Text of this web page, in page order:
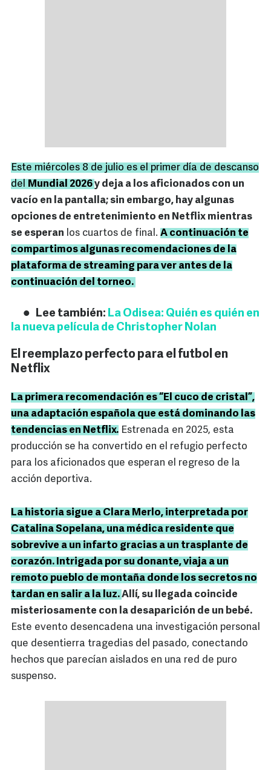
Este miércoles 8 de julio es el primer día de descanso
del Mundial 2026y deja a los aficionados con un
vacío en la pantalla; sin embargo, hay algunas
opciones de entretenimiento en Netflix mientras
se esperan los cuartos de final. A continuación te
compartimos algunas recomendaciones de la
plataforma de streaming para ver antes de la
continuación del torneo.
Lee también: La Odisea: Quién es quién en
la nueva película de Christopher Nolan
El reemplazo perfecto para el futbol en
Netflix
La primera recomendación es “El cuco de cristal”,
una adaptación española que está dominando las
tendencias en Netflix. Estrenada en 2025, esta
producción se ha convertido en el refugio perfecto
para los aficionados que esperan el regreso de la
acción deportiva.
La historia sigue a Clara Merlo, interpretada por
Catalina Sopelana, una médica residente que
sobrevive a un infarto gracias a un trasplante de
corazón. Intrigada por su donante, viaja a un
remoto pueblo de montaña donde los secretos no
tardan en salir a la luz.Allí, su llegada coincide
misteriosamente con la desaparición de un bebé.
Este evento desencadena una investigación personal
que desentierra tragedias del pasado, conectando
hechos que parecían aislados en una red de puro
suspenso.